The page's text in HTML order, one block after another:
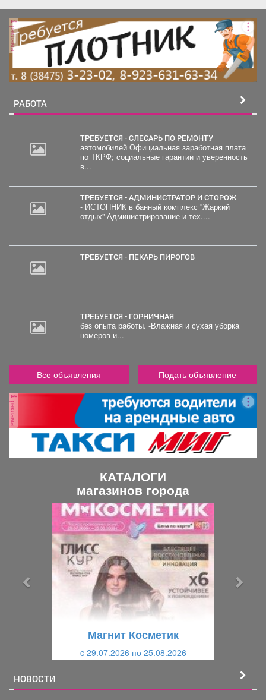
реклама
РАБОТА
ТРЕБУЕТСЯ - СЛЕСАРЬ ПО РЕМОНТУ
автомобилей Официальная заработная плата
по ТКРФ; социальные гарантии и уверенность
в...
ТРЕБУЕТСЯ - АДМИНИСТРАТОР И СТОРОЖ
- ИСТОПНИК в банный комплекс "Жаркий
отдых" Администрирование и тех....
ТРЕБУЕТСЯ - ПЕКАРЬ ПИРОГОВ
ТРЕБУЕТСЯ - ГОРНИЧНАЯ
без опыта работы. -Влажная и сухая уборка
номеров и...
Все объявления Подать объявление
реклама
КАТАЛОГИ
магазинов города
Магнит Косметик
c 29.07.2026 по 25.08.2026
НОВОСТИ